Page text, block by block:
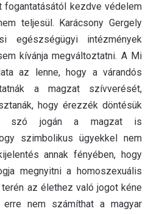
kezdve védelem
teljesül. Karácsony Gergely
intézmények
kívánja megváltoztatni. A Mi
az lenne, hogy a várandós
a magzat szívverését,
hogy érezzék döntésük
szó jogán a magzat is
szimbolikus ügyekkel nem
annak fényében, hogy
megnyitni a homoszexuális
az élethez való jogot kéne
nem számíthat a magyar